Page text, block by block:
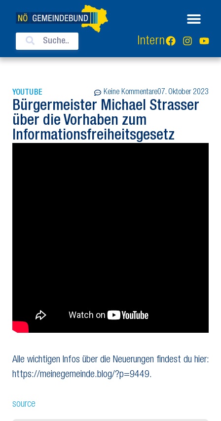
Intern
YOUTUBE Keine Kommentare07. Oktober 2023
Bürgermeister Michael Strasser
über die Vorhaben zum
Informationsfreiheitsgesetz
Alle wichtigen Infos über die Neuerungen findest du hier:
https://meinegemeinde.blog/?p=9449.
source